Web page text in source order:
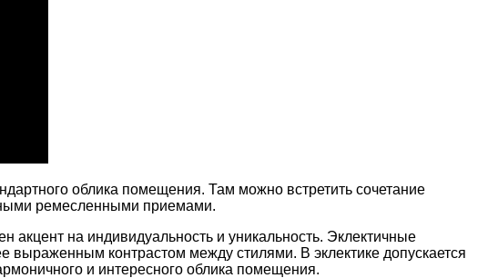
облика помещения. Там можно встретить сочетание
ремесленными приемами.
на индивидуальность и уникальность. Эклектичные
выраженным контрастом между стилями. В эклектике допускается
и интересного облика помещения.